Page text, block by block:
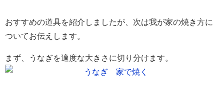
おすすめの道具を紹介しましたが、次は我が家の焼き方に
ついてお伝えします。
まず、うなぎを適度な大きさに切り分けます。